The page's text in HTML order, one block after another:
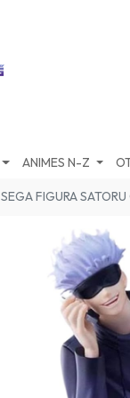
ANIMES N-Z
SEGA FIGURA